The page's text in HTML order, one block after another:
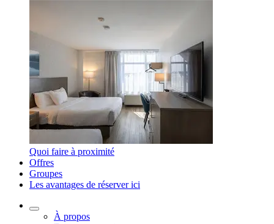
Quoi faire à proximité
Offres
Groupes
Les avantages de réserver ici
À propos